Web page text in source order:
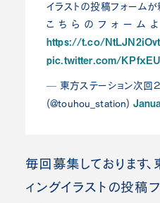
イラストの投稿フォームが
こちらのフォーム
https://t.co/NtLJN2iOvt
pic.twitter.com/
— 東方ステーション次回
(@touhou_station)
毎回募集しております
ィングイラストの投稿